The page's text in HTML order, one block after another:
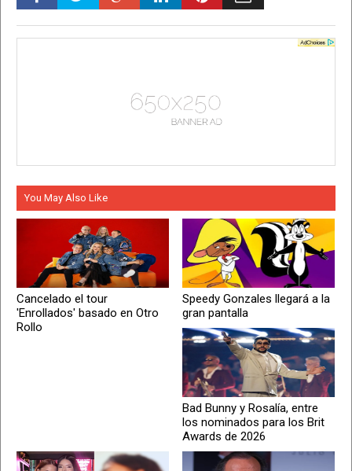
You May Also Like
Cancelado el tour
'Enrollados' basado en Otro
Rollo
Speedy Gonzales llegará a la
gran pantalla
Bad Bunny y Rosalía, entre
los nominados para los Brit
Awards de 2026